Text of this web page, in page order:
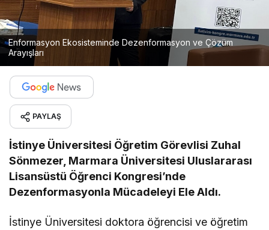
Enformasyon Ekosisteminde Dezenformasyon ve Çözüm
Arayışları
PAYLAŞ
İstinye Üniversitesi Öğretim Görevlisi Zuhal
Sönmezer, Marmara Üniversitesi Uluslararası
Lisansüstü Öğrenci Kongresi’nde
Dezenformasyonla Mücadeleyi Ele Aldı.
İstinye Üniversitesi doktora öğrencisi ve öğretim